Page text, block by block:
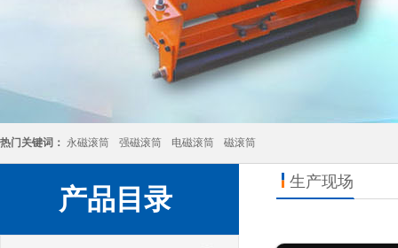
热门关键词： 永磁滚筒 强磁滚筒 电磁滚筒 磁滚筒
产品目录
生产现场